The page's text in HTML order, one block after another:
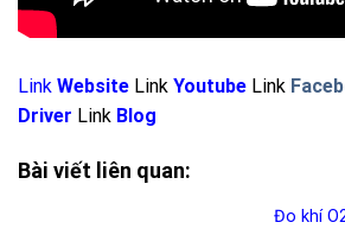
Link Website Link Youtube Link
Driver Link Blog
Bài viết liên quan:
Đo khí